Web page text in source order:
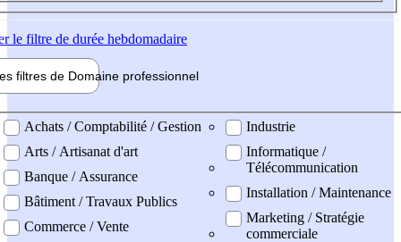
le filtre de durée hebdomadaire
filtres de Domaine professionnel
professionel
Achats / Comptabilité / Gestion
Arts / Artisanat d'art
Banque / Assurance
Bâtiment / Travaux Publics
Commerce / Vente
Industrie
Informatique /
Télécommunication
Installation / Maintenance
Marketing / Stratégie
commerciale